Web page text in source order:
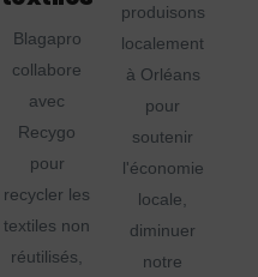
Blagapro
collabore
avec
Recygo
pour
recycler les
textiles non
réutilisés,
produisons
localement
à Orléans
pour
soutenir
l'économie
locale,
diminuer
notre